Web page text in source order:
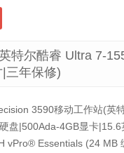
特尔酷睿 Ultra 7-
三年保修)
3590移动工作站(英
盘|500Ada-4GB显卡
vPro® Essentials (24 MB